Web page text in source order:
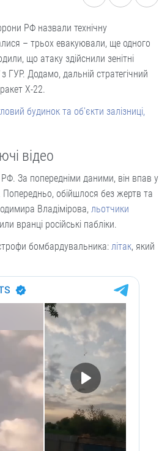
РФ назвали технічну
– трьох евакуювали, ще одного
що атаку здійснили зенітні
ГУР. Додамо, дальній стратегічний
Х-22.
будинок та об'єкти залізниці,
відео
За попередніми даними, він впав у
Попередньо, обійшлося без жертв та
Владімірова, льотчики
вранці російські пабліки.
бомбардувальника: літак, який